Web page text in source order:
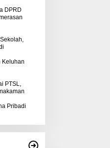
Hukum Kasus Sebastian
Bokol Sarat Rekayasa
DPRD
Keluhan
PTSL,
Pribadi